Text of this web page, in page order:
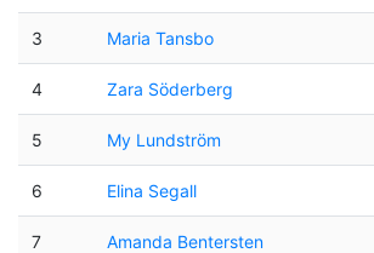
3 Maria Tansbo
4 Zara Söderberg
5 My Lundström
6 Elina Segall
7 Amanda Bentersten